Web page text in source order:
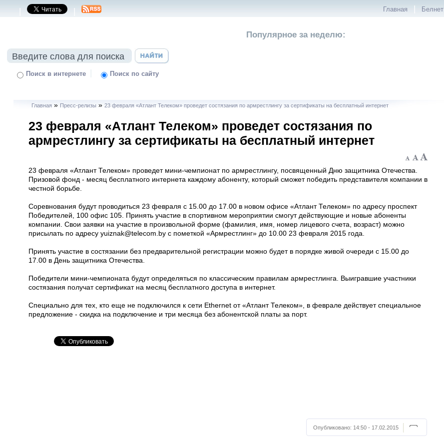
| | Главная | Белнет
Поиск в интернете | Поиск по сайту
Популярное за неделю:
Главная » Пресс-релизы » 23 февраля «Атлант Телеком» проведет состязания по армрестлингу за сертификаты на бесплатный интернет
23 февраля «Атлант Телеком» проведет состязания по
армрестлингу за сертификаты на бесплатный интернет
23 февраля «Атлант Телеком» проведет мини-чемпионат по армрестлингу, посвященный Дню защитника Отечества.
Призовой фонд - месяц бесплатного интернета каждому абоненту, который сможет победить представителя компании в
честной борьбе.
Соревнования будут проводиться 23 февраля с 15.00 до 17.00 в новом офисе «Атлант Телеком» по адресу проспект
Победителей, 100 офис 105. Принять участие в спортивном мероприятии смогут действующие и новые абоненты
компании. Свои заявки на участие в произвольной форме (фамилия, имя, номер лицевого счета, возраст) можно
присылать по адресу yuiznak@telecom.by с пометкой «Армрестлинг» до 10.00 23 февраля 2015 года.
Принять участие в состязании без предварительной регистрации можно будет в порядке живой очереди с 15.00 до
17.00 в День защитника Отечества.
Победители мини-чемпионата будут определяться по классическим правилам армрестлинга. Выигравшие участники
состязания получат сертификат на месяц бесплатного доступа в интернет.
Специально для тех, кто еще не подключился к сети Ethernet от «Атлант Телеком», в феврале действует специальное
предложение - скидка на подключение и три месяца без абонентской платы за порт.
Опубликовано: 14:50 - 17.02.2015